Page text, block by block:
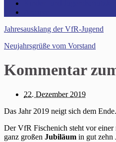
Jahresausklang der VfR-Jugend
Neujahrsgrüße vom Vorstand
Kommentar
22. Dezember 2019
Das Jahr 2019 neigt sich dem
Der VfR Fischenich steht vor einer
ganz großen Jubiläum in gut zehn